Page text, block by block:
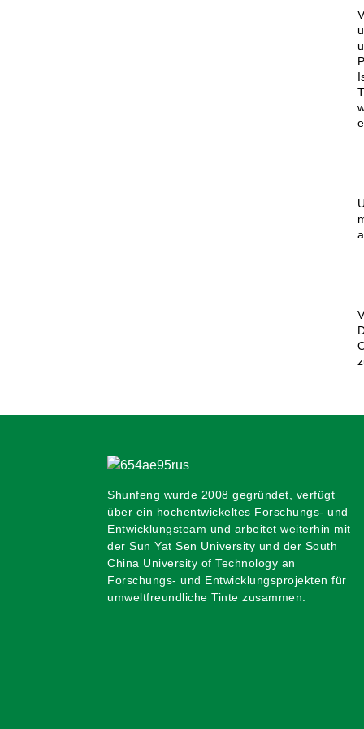
Shunfeng wurde 2008 gegründet, verfügt
über ein hochentwickeltes Forschungs- und
Entwicklungsteam und arbeitet weiterhin mit
der Sun Yat Sen University und der South
China University of Technology an
Forschungs- und Entwicklungsprojekten für
umweltfreundliche Tinte zusammen.